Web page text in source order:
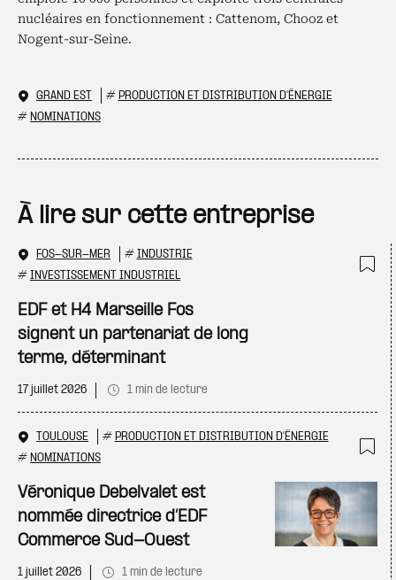
nucléaires en fonctionnement : Cattenom, Chooz et
Nogent-sur-Seine.
GRAND EST # PRODUCTION ET DISTRIBUTION D'ÉNERGIE
# NOMINATIONS
À lire sur cette entreprise
FOS-SUR-MER # INDUSTRIE
# INVESTISSEMENT INDUSTRIEL
EDF et H4 Marseille Fos
signent un partenariat de long
terme, déterminant
17 juillet 2026 1 min de lecture
TOULOUSE # PRODUCTION ET DISTRIBUTION D'ÉNERGIE
# NOMINATIONS
Véronique Debelvalet est
nommée directrice d’EDF
Commerce Sud-Ouest
1 juillet 2026 1 min de lecture